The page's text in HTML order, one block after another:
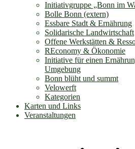
Initiativgruppe „Bonn im
Bolle Bonn (extern)
Essbare Stadt & Ernährung
Solidarische Landwirtschaft
Offene Werkstätten &
REconomy & Ökonomie
Initiative für einen
Umgebung
Bonn blüht und summt
Velowerft
Kategorien
Karten und Links
Veranstaltungen